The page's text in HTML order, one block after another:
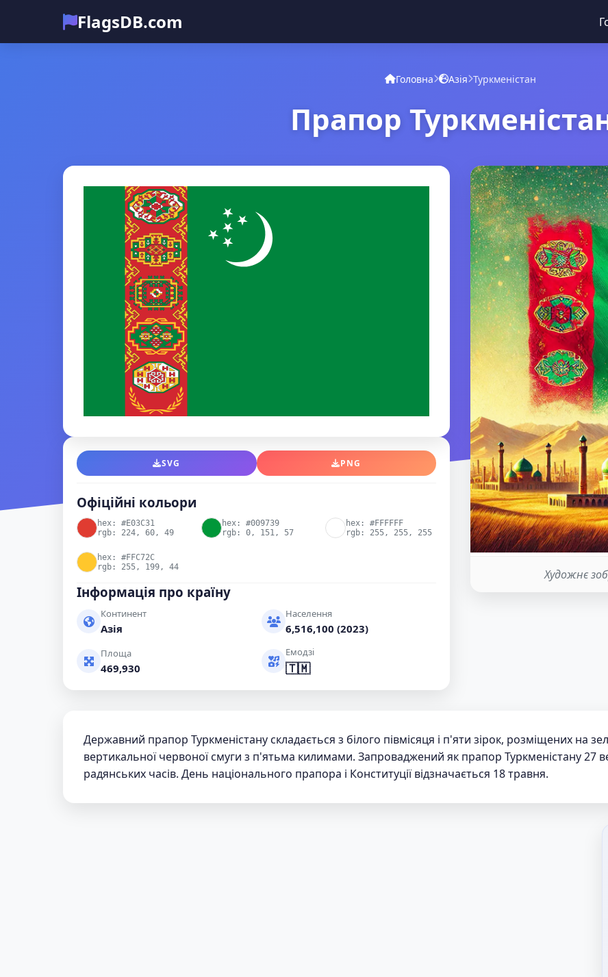
FlagsDB.com
Головна Азія Туркменістан
Прапор
SVG PNG
Офіційні кольори
hex: #E03C31
rgb: 224, 60, 49
hex: #009739
rgb: 0, 151, 57
hex: #FFFFFF
rgb: 255, 255, 255
hex: #FFC72C
rgb: 255, 199, 44
Інформація про країну
Континент
Азія
Населення
6,516,100 (2023)
Площа
469,930
Емодзі
🇹🇲
Художнє
Державний прапор Туркменістану складається з білого півмісяця і п'яти зірок, розміщених на
вертикальної червоної смуги з п'ятьма килимами. Запроваджений як прапор Туркменістану 27
радянських часів. День національного прапора і Конституції відзначається 18 травня.